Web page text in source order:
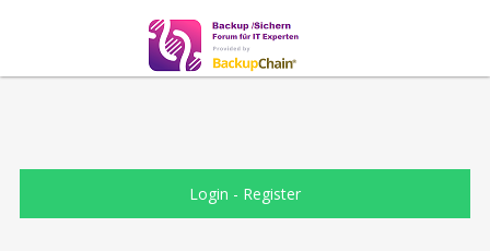
Login - Register